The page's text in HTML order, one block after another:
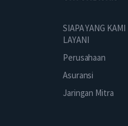
SIAPA YANG KAMI
LAYANI
Perusahaan
Asuransi
Jaringan Mitra